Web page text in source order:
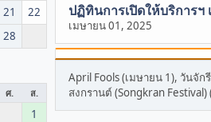
21
22
28
ศ. ส.
1
ปฏิทินการเปิดให้บริการฯ
เมษายน 01, 2025
April Fools (เมษายน 1), วันจัก
สงกรานต์ (Songkran Festival)